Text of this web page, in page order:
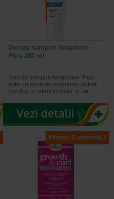
Ducray sampon Anaphase
Plus 200 ml
Ducray sampon Anaphase Plus
este un sampon impotriva caderii
parului, cu efect fortifiant si de…
Plătești 2, primești 3